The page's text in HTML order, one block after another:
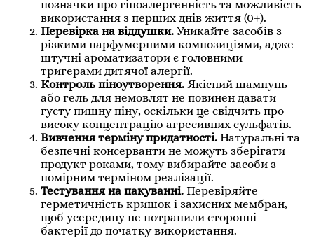
позначки про гіпоалергенність та можливість
використання з перших днів життя (0+).
Перевірка на віддушки. Уникайте засобів з
різкими парфумерними композиціями, адже
штучні ароматизатори є головними
тригерами дитячої алергії.
Контроль піноутворення. Якісний шампунь
або гель для немовлят не повинен давати
густу пишну піну, оскільки це свідчить про
високу концентрацію агресивних сульфатів.
Вивчення терміну придатності. Натуральні та
безпечні консерванти не можуть зберігати
продукт роками, тому вибирайте засоби з
помірним терміном реалізації.
Тестування на пакуванні. Перевіряйте
герметичність кришок і захисних мембран,
щоб усередину не потрапили сторонні
бактерії до початку використання.